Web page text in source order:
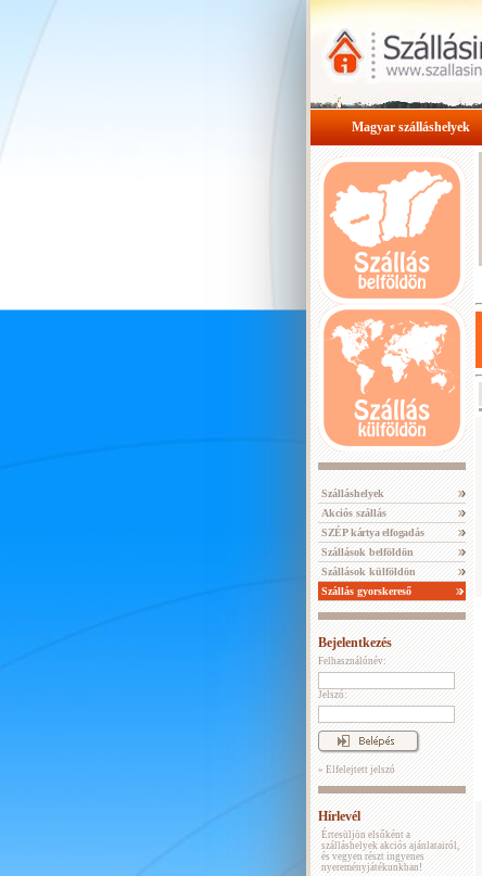
Magyar szálláshelyek
Szálláshelyek
Akciós szállás
SZÉP kártya elfogadás
Szállások belföldön
Szállások külföldön
Szállás gyorskereső
Bejelentkezés
Felhasználónév:
Jelszó:
» Elfelejtett jelszó
Hírlevél
Értesüljön elsőként a
szálláshelyek akciós ajánlatairól,
és vegyen részt ingyenes
nyereményjátékunkban!